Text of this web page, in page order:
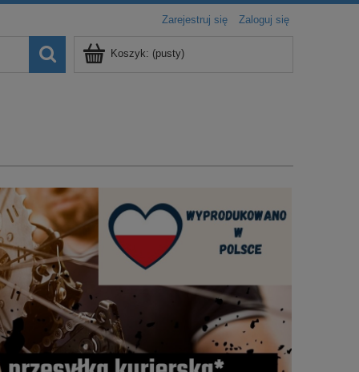
Zarejestruj się Zaloguj się
Koszyk: (pusty)